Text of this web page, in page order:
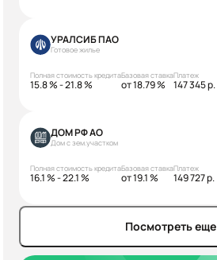
УРАЛСИБ ПАО
Готовое жилье
Полная стоимость кредита
15.8 % - 21.8 %
Базовая ставка
от 18.79 %
Платеж
147 345 р.
ДОМ РФ АО
Дом с зем.участком
Полная стоимость кредита
16.1 % - 22.1 %
Базовая ставка
от 19.1 %
Платеж
149 727 р.
Посмотреть еще